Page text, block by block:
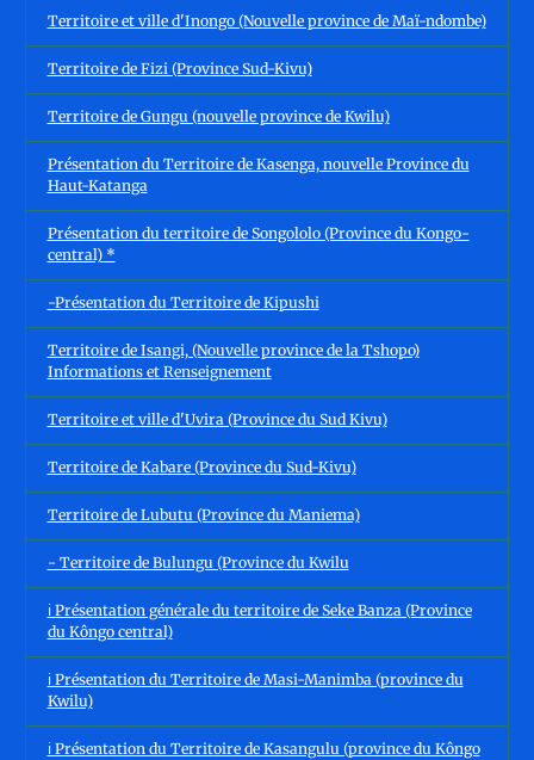
Territoire et ville d'Inongo (Nouvelle province de Maï-ndombe)
Territoire de Fizi (Province Sud-Kivu)
Territoire de Gungu (nouvelle province de Kwilu)
Présentation du Territoire de Kasenga, nouvelle Province du
Haut-Katanga
Présentation du territoire de Songololo (Province du Kongo-
central) *
-Présentation du Territoire de Kipushi
Territoire de Isangi, (Nouvelle province de la Tshopo)
Informations et Renseignement
Territoire et ville d'Uvira (Province du Sud Kivu)
Territoire de Kabare (Province du Sud-Kivu)
Territoire de Lubutu (Province du Maniema)
- Territoire de Bulungu (Province du Kwilu
ℹ️ Présentation générale du territoire de Seke Banza (Province
du Kôngo central)
ℹ️ Présentation du Territoire de Masi-Manimba (province du
Kwilu)
ℹ️ Présentation du Territoire de Kasangulu (province du Kôngo